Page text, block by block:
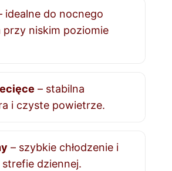
idealne do nocnego
przy niskim poziomie
– stabilna
i czyste powietrze.
– szybkie chłodzenie i
dziennej.